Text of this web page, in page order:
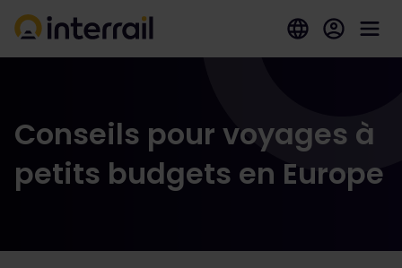
Conseils pour voyages à
petits budgets en Europe